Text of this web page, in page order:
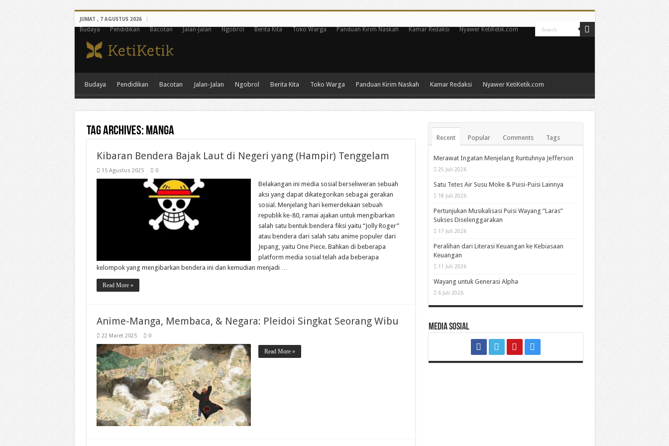
JUMAT , 7 AGUSTUS 2026
Budaya Pendidikan Bacotan Jalan-Jalan Ngobrol Berita Kita Toko Warga Panduan Kirim Naskah Kamar Redaksi Nyawer KetiKetik.com
Budaya Pendidikan Bacotan Jalan-Jalan Ngobrol Berita Kita Toko Warga Panduan Kirim Naskah Kamar Redaksi Nyawer KetiKetik.com
Tag Archives: manga
Kibaran Bendera Bajak Laut di Negeri yang (Hampir) Tenggelam
15 Agustus 2025 0
Belakangan ini media sosial berseliweran sebuah
aksi yang dapat dikategorikan sebagai gerakan
sosial. Menjelang hari kemerdekaan sebuah
republik ke-80, ramai ajakan untuk mengibarkan
salah satu bentuk bendera fiksi yaitu “Jolly Roger”
atau bendera dari salah satu anime populer dari
Jepang, yaitu One Piece. Bahkan di beberapa
platform media sosial telah ada beberapa
kelompok yang mengibarkan bendera ini dan kemudian menjadi …
Read More »
Anime-Manga, Membaca, & Negara: Pleidoi Singkat Seorang Wibu
22 Maret 2025 0
Read More »
Recent Popular Comments Tags
Merawat Ingatan Menjelang Runtuhnya Jefferson
25 Juli 2026
Satu Tetes Air Susu Moke & Puisi-Puisi Lainnya
18 Juli 2026
Pertunjukan Musikalisasi Puisi Wayang “Laras”
Sukses Diselenggarakan
17 Juli 2026
Peralihan dari Literasi Keuangan ke Kebiasaan
Keuangan
11 Juli 2026
Wayang untuk Generasi Alpha
6 Juli 2026
Media Sosial